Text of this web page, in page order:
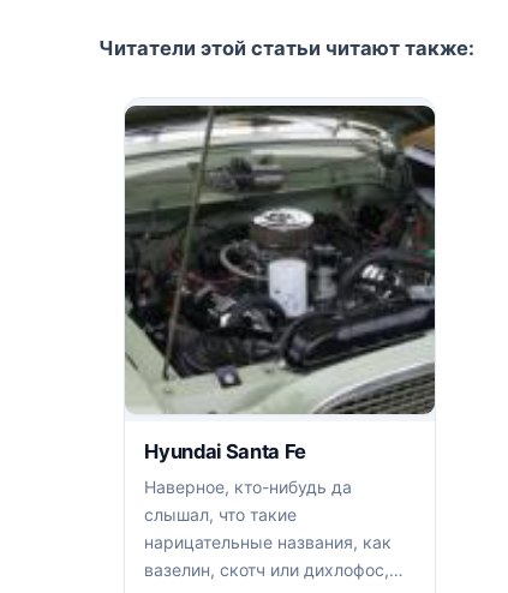
Читатели этой статьи читают также:
Hyundai Santa Fe
Наверное, кто-нибудь да
слышал, что такие
нарицательные названия, как
вазелин, скотч или дихлофос,